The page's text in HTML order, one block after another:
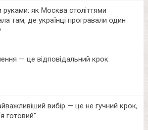
як Москва століттями
там, де українці програвали один
— це відповідальний крок
вибір — це не гучний крок,
готовий”.